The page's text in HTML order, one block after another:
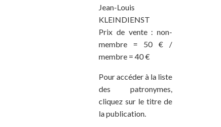
Jean-Louis
KLEINDIENST
Prix de vente : non-
membre = 50 € /
membre = 40 €
Pour accéder à la liste
des patronymes,
cliquez sur le titre de
la publication.